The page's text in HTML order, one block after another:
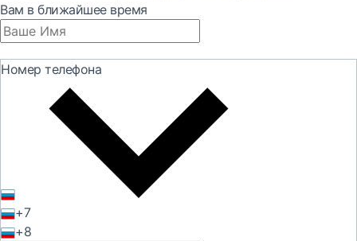
Вам в ближайшее время
Номер телефона
+7
+8